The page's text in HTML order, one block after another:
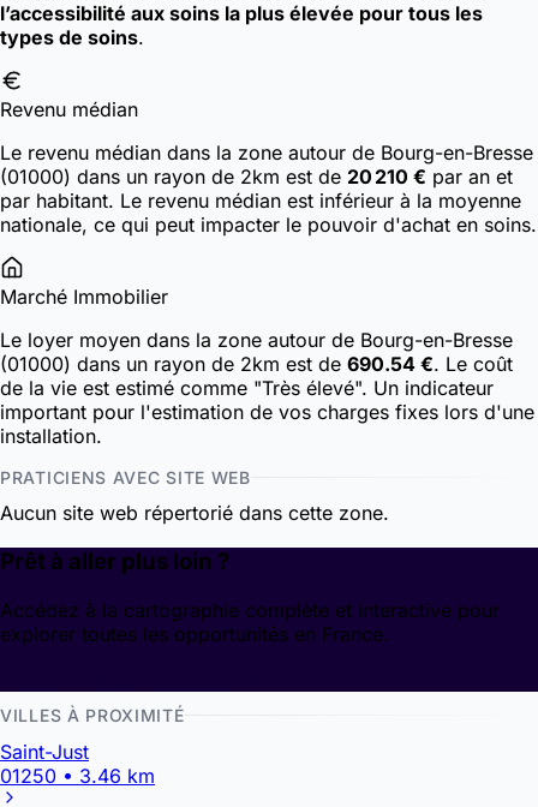
l’accessibilité aux soins la plus élevée pour tous les
types de soins.
Revenu médian
Le revenu médian dans la zone autour de Bourg-en-Bresse
(01000) dans un rayon de 2km est de 20 210 € par an et
par habitant. Le revenu médian est inférieur à la moyenne
nationale, ce qui peut impacter le pouvoir d'achat en soins.
Marché Immobilier
Le loyer moyen dans la zone autour de Bourg-en-Bresse
(01000) dans un rayon de 2km est de 690.54 €. Le coût
de la vie est estimé comme "Très élevé". Un indicateur
important pour l'estimation de vos charges fixes lors d'une
installation.
PRATICIENS AVEC SITE WEB
Aucun site web répertorié dans cette zone.
Prêt à aller plus loin ?
Accédez à la cartographie complète et interactive pour
explorer toutes les opportunités en France.
VILLES À PROXIMITÉ
Saint-Just
01250 • 3.46 km